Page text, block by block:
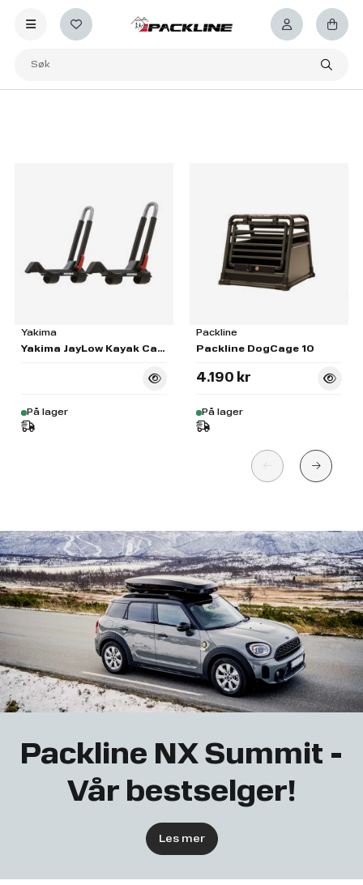
Yakima
Yakima JayLow Kayak Carrier
På lager
Packline
Packline DogCage 10
4.190 kr
På lager
Packline NX Summit -
Vår bestselger!
Les mer